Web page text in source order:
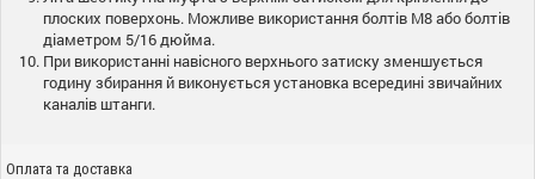
плоских поверхонь. Можливе використання болтів M8 або болтів
діаметром 5/16 дюйма.
При використанні навісного верхнього затиску зменшується
годину збирання й виконується установка всередині звичайних
каналів штанги.
Оплата та доставка